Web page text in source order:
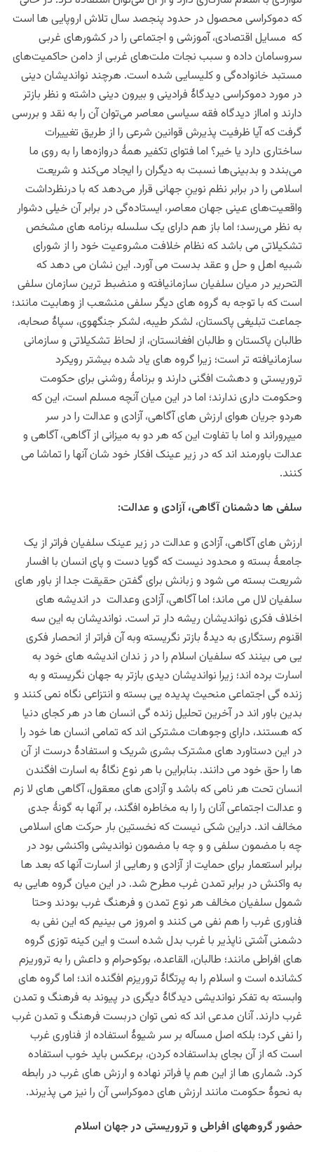
که دموکراسی محصول در حدود پنجصد سال تلاش اروپایی ها است
که مسایل اقتصادی، آموزشی و اجتماعی را در کشورهای غربی
سروسامان داده و سبب نجات ملت‌های غربی از دامن حاکمیت‌های
مستبد خانواده‌گی و کلیسایی شده است. هرچند نواندیشان دینی
در مورد دموکراسی دیدگاۀ فرادینی و بیرون دینی داشته و نظر بازتر
دارند و امااز دیدگاه فقه سیاسی معاصر می‌توان آن را به ‌نقد و بررسی
گرفت که آیا ظرفیت پذیرش قوانین شرعی را از طریق تغییرات
ساختاری دارد یا خیر؟ اما فتوای تکفیر همۀ دروازه‌ها را به ‌روی ما
می‌بندد و بدبینی‌ها نسبت به دیگران را ایجاد می‌کند و شریعت
اسلامی را در برابر نظم نوینِ جهانی قرار می‌دهد که با درنظرداشت
واقعیت‌های عینی جهان معاصر، ایستاده‌گی در برابر آن خیلی دشوار
به‌ نظر می‌رسد؛ اما باز هم دارای یک سلسله برنامه های مشخص
تشکیلاتی می باشد که نظام خلافت مشروعیت خود را از شورای
شبیه اهل و حل و عقد بدست می آورد. این نشان می دهد که
التحریر در میان سلفیان سازمانیافته و منضبط ترین سازمان سلفی
است که با توجه به گروه های دیگر سلفی منشعب از وهابیت مانند؛
جماعت تبلیغی پاکستان، لشکر طیبه، لشکر جنگهوی، سپاۀ صحابه،
طالبان پاکستان و طالبان افغانستان، از لحاظ تشکیلاتی و سازمانی
سازمانیافته تر است؛ زیرا گروه های یاد شده بیشتر رویکرد
تروریستی و دهشت افگنی دارند و برنامۀ روشنی برای حکومت
وحکومت داری ندارند؛ اما در این میان آنچه مسلم است، این که
هردو جریان هوای ارزش های آگاهی، آزادی و عدالت را در سر
میپروراند و اما با تفاوت این که هر دو به میزانی از آگاهی، آگاهی و
عدالت باورمند اند که در زیر عینک افکار خود شان آنها را تماشا می
کنند.
سلفی ها دشمنان آگاهی، آزادی و عدالت:
ارزش های آگاهی، آزادی و عدالت در زیر عینک سلفیان فراتر از یک
جامعۀ بسته و محدود نیست که گویا دست و پای انسان با افسار
شریعت بسته می شود و زبانش برای گفتن حقیقت جدا از باور های
سلفیان لال می ماند؛ اما آگاهی، آزادی وعدالت در اندیشه های
اخلاف فکری نواندیشان ریشه دار تر است. نواندیشان به این سه
اقنوم رستگاری به دیدۀ بازتر نگریسته وبه آن فراتر از انحصار فکری
یی می بینند که سلفیان اسلام را در ز ندان اندیشه های خود به
اسارت برده اند؛ زیرا نواندیشان دیدی بازتر به جهان نگریسته و به
زنده گی اجتماعی منحیث پدیده یی بسته و انتزاعی نگاه نمی کنند و
بدین باور اند در آخرین تحلیل زنده گی انسان ها در هر کجای دنیا
که هستند، دارای وجوهات مشترکی اند که تمامی انسان ها خود را
در این دستاورد های مشترک بشری شریک و استفادۀ درست از آن
ها را حق خود می دانند. بنابراین با هر نوع نگاۀ به اسارت افگندن
انسان تحت هر نامی که باشد و آزادی های معقول، آگاهی های لا زم
و عدالت اجتماعی آنان را را به مخاطره افگند، بر آنها به گونۀ جدی
مخالف اند. دراین شکی نیست که نخستین بار حرکت های اسلامی
چه با مضمون سلفی و و چه با مضمون نواندیشی واکنشی بود در
برابر استعمار برای حمایت از آزادی و رهایی از اسارت آنها که بعد ها
به واکنش در برابر تمدن غرب مطرح شد. در این میان گروه هایی به
شمول سلفیان مخالف هر نوع تمدن و فرهنگ غرب بودند وحتا
فناوری غرب را هم نفی می کنند و امروز می بینیم که این نفی به
دشمنی آشتی ناپذیر با غرب بدل شده است و این کینه توزی گروه
های افراطی مانند؛ طالبان، القاعده، بوکوحرام و داعش را به تروریزم
کشانده است و اسلام را به پرتگاۀ تروریزم افگنده اند؛ اما گروه های
وابسته به تفکر نواندیشی دیدگاۀ دیگری در پیوند به فرهنگ و تمدن
غرب دارند. آنان مدعی اند که نمی توان دربست فرهنگ و تمدن غرب
را نفی کرد؛ بلکه اصل مسآله بر سر شیوۀ استفاده از فناوری غرب
است که از آن بجای بداستفاده کردن، برعکس باید خوب استفاده
کرد. شماری ها از این هم پا فراتر نهاده و ارزش های غرب در رابطه
به نحوۀ حکومت مانند ارزش های دموکراسی آن را نیز می پذیرند.
حضور گروههای افراطی و تروریستی در جهان اسلام